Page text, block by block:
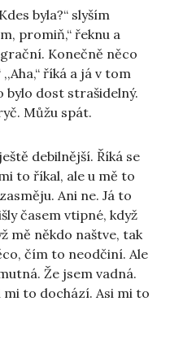
byla?“ slyším
promiň,“ řeknu a
Konečně něco
říká a já v tom
bylo dost strašidelný.
Můžu spát.
debilnější. Říká se
to říkal, ale u mě to
Ani ne. Já to
časem vtipné, když
mě někdo naštve, tak
čím to neodčiní. Ale
Že jsem vadná.
to dochází. Asi mi to